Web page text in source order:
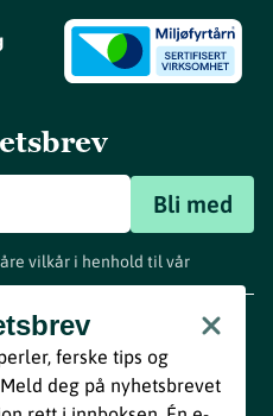
Bli med
vilkår i henhold til vår
ferske tips og
deg på nyhetsbrevet